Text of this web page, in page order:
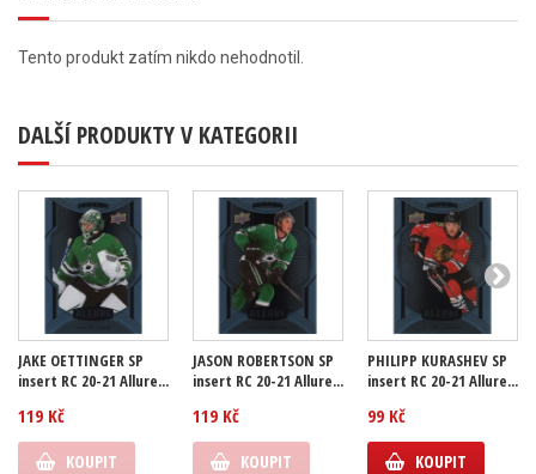
Tento produkt zatím nikdo nehodnotil.
DALŠÍ PRODUKTY V KATEGORII
JAKE OETTINGER SP
insert RC 20-21 Allure...
119 Kč
KOUPIT
JASON ROBERTSON SP
insert RC 20-21 Allure...
119 Kč
KOUPIT
PHILIPP KURASHEV SP
insert RC 20-21 Allure...
99 Kč
KOUPIT